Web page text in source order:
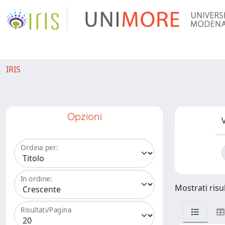
IRIS
Opzioni
Ordina per:
In ordine:
Risultati/Pagina
Mostrati